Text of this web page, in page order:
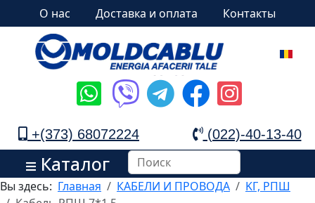
О нас Доставка и оплата Контакты
+(373) 68072224 (022)-40-13-40
Каталог
Вы здесь: Главная КАБЕЛИ И ПРОВОДА
KГ, РПШ